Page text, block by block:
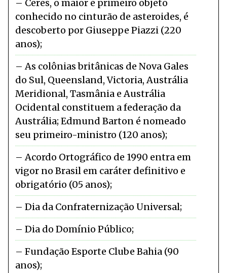
Ceres, o maior e primeiro objeto
conhecido no cinturão de asteroides, é
descoberto por Giuseppe Piazzi (220
anos)
As colônias britânicas de Nova Gales
do Sul, Queensland, Victoria, Austrália
Meridional, Tasmânia e Austrália
Ocidental constituem a federação da
Austrália; Edmund Barton é nomeado
seu primeiro-ministro (120 anos)
Acordo Ortográfico de 1990 entra em
vigor no Brasil em caráter definitivo e
obrigatório (05 anos)
Dia da Confraternização Universal
Dia do Domínio Público
Fundação Esporte Clube Bahia (90
anos)